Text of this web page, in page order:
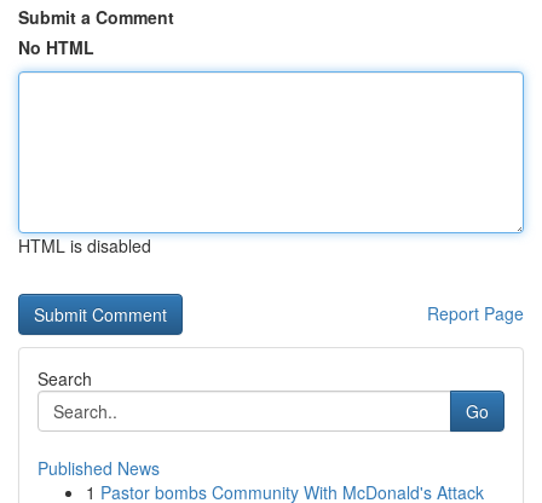
Submit a Comment
No HTML
HTML is disabled
Report Page
Search
Go
Published News
1 Pastor bombs Community With McDonald's Attack